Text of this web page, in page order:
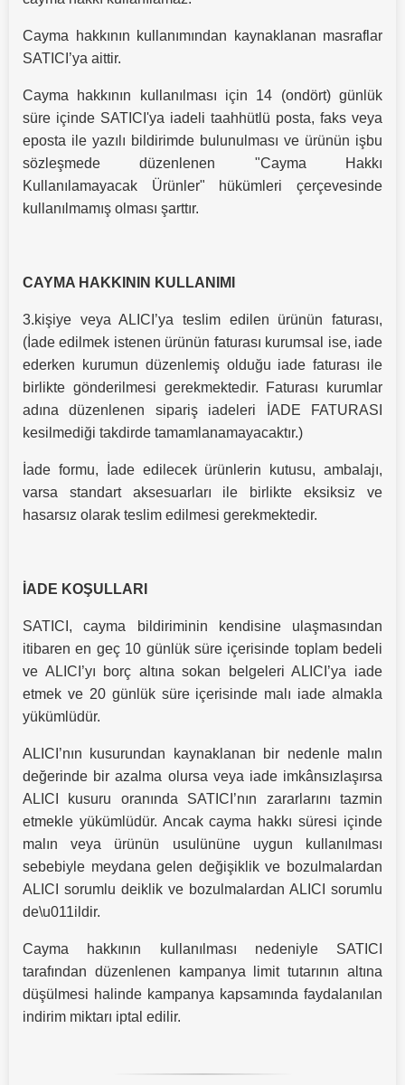
Cayma hakkının kullanımından kaynaklanan masraflar
SATICI’ya aittir.
Cayma hakkının kullanılması için 14 (ondört) günlük
süre içinde SATICI'ya iadeli taahhütlü posta, faks veya
eposta ile yazılı bildirimde bulunulması ve ürünün işbu
sözleşmede düzenlenen "Cayma Hakkı
Kullanılamayacak Ürünler" hükümleri çerçevesinde
kullanılmamış olması şarttır.
CAYMA HAKKININ KULLANIMI
3.kişiye veya ALICI’ya teslim edilen ürünün faturası,
(İade edilmek istenen ürünün faturası kurumsal ise, iade
ederken kurumun düzenlemiş olduğu iade faturası ile
birlikte gönderilmesi gerekmektedir. Faturası kurumlar
adına düzenlenen sipariş iadeleri İADE FATURASI
kesilmediği takdirde tamamlanamayacaktır.)
İade formu, İade edilecek ürünlerin kutusu, ambalajı,
varsa standart aksesuarları ile birlikte eksiksiz ve
hasarsız olarak teslim edilmesi gerekmektedir.
İADE KOŞULLARI
SATICI, cayma bildiriminin kendisine ulaşmasından
itibaren en geç 10 günlük süre içerisinde toplam bedeli
ve ALICI’yı borç altına sokan belgeleri ALICI’ya iade
etmek ve 20 günlük süre içerisinde malı iade almakla
yükümlüdür.
ALICI’nın kusurundan kaynaklanan bir nedenle malın
değerinde bir azalma olursa veya iade imkânsızlaşırsa
ALICI kusuru oranında SATICI’nın zararlarını tazmin
etmekle yükümlüdür. Ancak cayma hakkı süresi içinde
malın veya ürünün usulününe uygun kullanılması
sebebiyle meydana gelen değişiklik ve bozulmalardan
ALICI sorumlu deiklik ve bozulmalardan ALICI sorumlu
de\u011ildir.
Cayma hakkının kullanılması nedeniyle SATICI
tarafından düzenlenen kampanya limit tutarının altına
düşülmesi halinde kampanya kapsamında faydalanılan
indirim miktarı iptal edilir.